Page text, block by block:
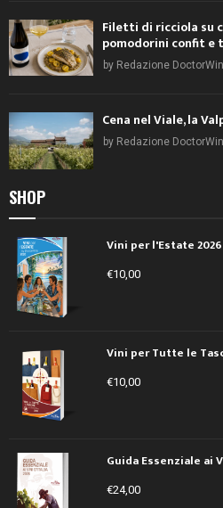
Filetti di ricciola su
pomodorini confit e
by Redazione
Cena nel Viale, la
by Redazione
SHOP
Vini per l'Estate
€10,00
Vini per Tutte le
€10,00
Guida Essenziale ai
€24,00